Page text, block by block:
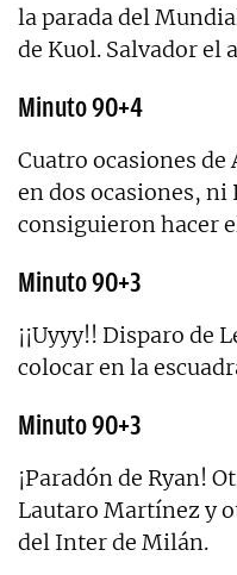
la parada del
de Kuol. Salvador el
Minuto 90+4
Cuatro ocasiones
en dos ocasiones, ni
consiguieron hacer
Minuto 90+3
¡¡Uyyy!! Disparo de
colocar en la
Minuto 90+3
¡Paradón de Ryan!
Lautaro Martínez y
del Inter de Milán.